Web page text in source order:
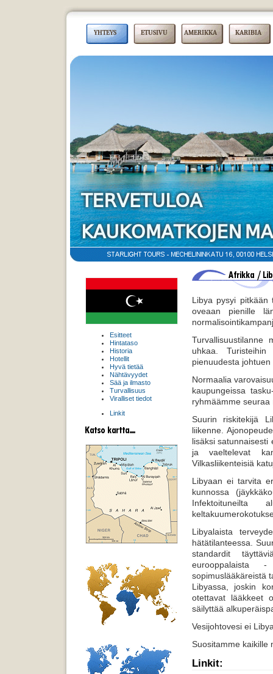
YHTEYS ETUSIVU AMERIKKA KARIBIA
Libya pysyi pitkään
oveaan pienille
uhkaa.
pienuudesta
Normaalia
kaupungeissa
ryhmäämme
Suurin riskitekijä
liikenne.
lisäksi satunnaisesti
ja vaeltelevat
Vilkasliikenteisiä
Libyaan ei tarvita
kunnossa
Infektoituneilta
Libyalaista
hätätilanteessa.
standardit
eurooppalaista -
sopimuslääkäreistä
Libyassa, joskin
otettavat lääkkeet
säilyttää
Vesijohtovesi ei
Suositamme kaikille
Linkit:
Esitteet
Hintataso
Historia
Hotellit
Hyvä tietää
Nähtävyydet
Sää ja ilmasto
Turvallisuus
Viralliset tiedot
Linkit